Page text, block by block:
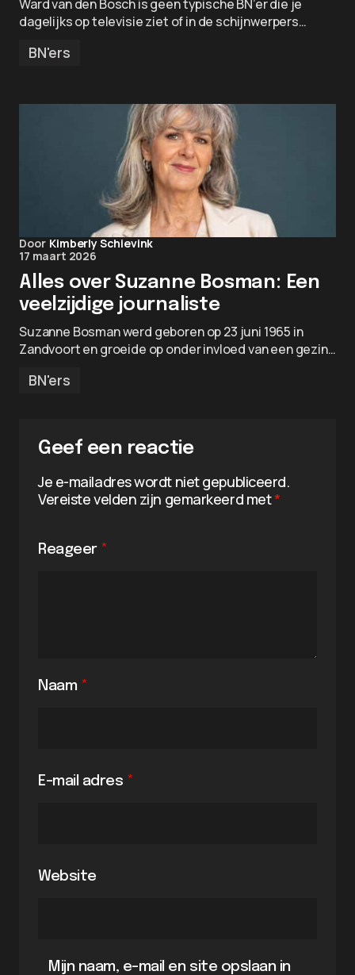
Ward van den Bosch is geen typische BN’er die je
dagelijks op televisie ziet of in de schijnwerpers…
BN'ers
Door Kimberly Schievink
17 maart 2026
Alles over Suzanne Bosman: Een
veelzijdige journaliste
Suzanne Bosman werd geboren op 23 juni 1965 in
Zandvoort en groeide op onder invloed van een gezin…
BN'ers
Geef een reactie
Je e-mailadres wordt niet gepubliceerd.
Vereiste velden zijn gemarkeerd met*
Reageer *
Naam *
E-mail adres *
Website
Mijn naam, e-mail en site opslaan in